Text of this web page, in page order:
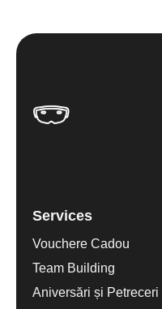
Services
Vouchere Cadou
Team Building
Aniversări și Petreceri